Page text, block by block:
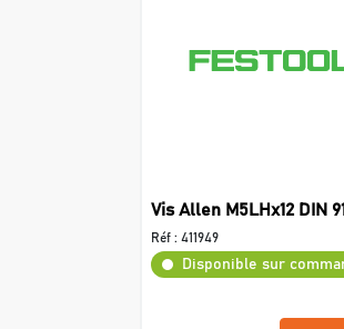
Vis Allen M5LHx12 DIN
Réf : 411949
Disponible sur